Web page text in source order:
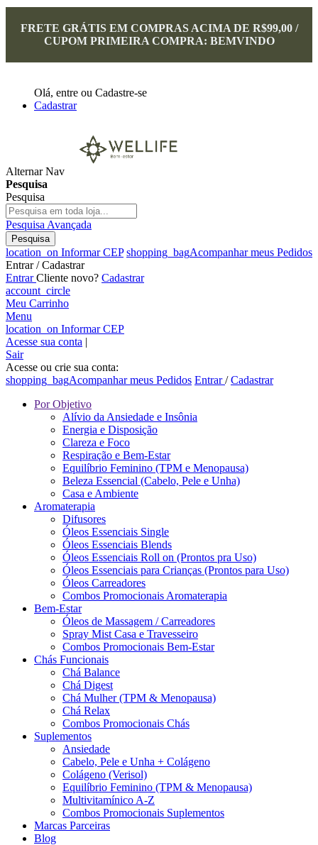
FRETE GRÁTIS EM COMPRAS ACIMA DE R$99,00 /
CUPOM PRIMEIRA COMPRA: BEMVINDO
Olá, entre ou Cadastre-se
Cadastrar
Alternar Nav
Pesquisa
Pesquisa
Pesquisa Avançada
Pesquisa
location_on Informar CEP shopping_bagAcompanhar meus Pedidos
Entrar / Cadastrar
EntrarCliente novo? Cadastrar
account_circle
Meu Carrinho
Menu
location_on Informar CEP
Acesse sua conta |
Sair
Acesse ou crie sua conta:
shopping_bagAcompanhar meus Pedidos Entrar/Cadastrar
Por Objetivo
Alívio da Ansiedade e Insônia
Energia e Disposição
Clareza e Foco
Respiração e Bem-Estar
Equilíbrio Feminino (TPM e Menopausa)
Beleza Essencial (Cabelo, Pele e Unha)
Casa e Ambiente
Aromaterapia
Difusores
Óleos Essenciais Single
Óleos Essenciais Blends
Óleos Essenciais Roll on (Prontos pra Uso)
Óleos Essenciais para Crianças (Prontos para Uso)
Óleos Carreadores
Combos Promocionais Aromaterapia
Bem-Estar
Óleos de Massagem / Carreadores
Spray Mist Casa e Travesseiro
Combos Promocionais Bem-Estar
Chás Funcionais
Chá Balance
Chá Digest
Chá Mulher (TPM & Menopausa)
Chá Relax
Combos Promocionais Chás
Suplementos
Ansiedade
Cabelo, Pele e Unha + Colágeno
Colágeno (Verisol)
Equilíbrio Feminino (TPM & Menopausa)
Multivitamínico A-Z
Combos Promocionais Suplementos
Marcas Parceiras
Blog